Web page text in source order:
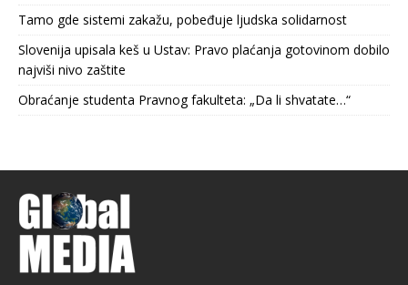
Tamo gde sistemi zakažu, pobeđuje ljudska solidarnost
Slovenija upisala keš u Ustav: Pravo plaćanja gotovinom dobilo
najviši nivo zaštite
Obraćanje studenta Pravnog fakulteta: „Da li shvatate…“